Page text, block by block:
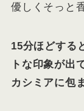
優しくそっと
15分ほどする
トな印象が出
カシミアに包